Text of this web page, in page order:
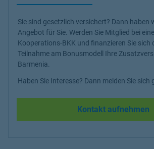
Sie sind gesetzlich versichert? Dann haben
Angebot für Sie. Werden Sie Mitglied bei
Kooperations-BKK und finanzieren Sie sich
Teilnahme am Bonusmodell Ihre
Barmenia.
Haben Sie Interesse? Dann melden Sie sich
Kontakt aufnehmen